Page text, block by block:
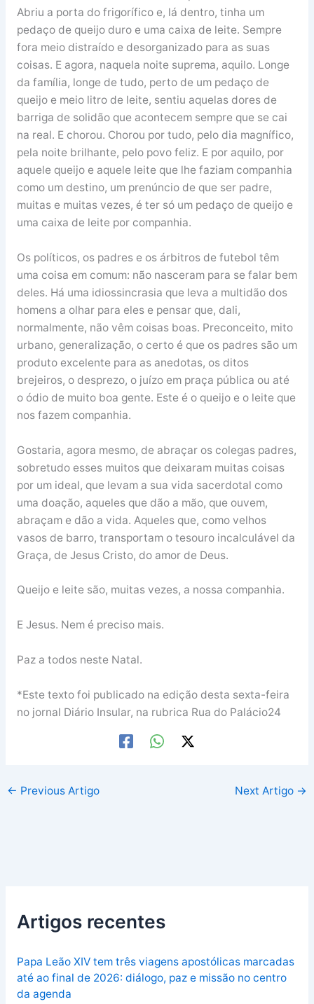
Abriu a porta do frigorífico e, lá dentro, tinha um
pedaço de queijo duro e uma caixa de leite. Sempre
fora meio distraído e desorganizado para as suas
coisas. E agora, naquela noite suprema, aquilo. Longe
da família, longe de tudo, perto de um pedaço de
queijo e meio litro de leite, sentiu aquelas dores de
barriga de solidão que acontecem sempre que se cai
na real. E chorou. Chorou por tudo, pelo dia magnífico,
pela noite brilhante, pelo povo feliz. E por aquilo, por
aquele queijo e aquele leite que lhe faziam companhia
como um destino, um prenúncio de que ser padre,
muitas e muitas vezes, é ter só um pedaço de queijo e
uma caixa de leite por companhia.
Os políticos, os padres e os árbitros de futebol têm
uma coisa em comum: não nasceram para se falar bem
deles. Há uma idiossincrasia que leva a multidão dos
homens a olhar para eles e pensar que, dali,
normalmente, não vêm coisas boas. Preconceito, mito
urbano, generalização, o certo é que os padres são um
produto excelente para as anedotas, os ditos
brejeiros, o desprezo, o juízo em praça pública ou até
o ódio de muito boa gente. Este é o queijo e o leite que
nos fazem companhia.
Gostaria, agora mesmo, de abraçar os colegas padres,
sobretudo esses muitos que deixaram muitas coisas
por um ideal, que levam a sua vida sacerdotal como
uma doação, aqueles que dão a mão, que ouvem,
abraçam e dão a vida. Aqueles que, como velhos
vasos de barro, transportam o tesouro incalculável da
Graça, de Jesus Cristo, do amor de Deus.
Queijo e leite são, muitas vezes, a nossa companhia.
E Jesus. Nem é preciso mais.
Paz a todos neste Natal.
*Este texto foi publicado na edição desta sexta-feira
no jornal Diário Insular, na rubrica Rua do Palácio24
← Previous Artigo Next Artigo →
Artigos recentes
Papa Leão XIV tem três viagens apostólicas marcadas
até ao final de 2026: diálogo, paz e missão no centro
da agenda